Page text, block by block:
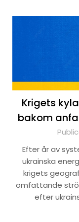
Krigets
bakom
Efter år av
ukrainska
krigets
omfattande
efter